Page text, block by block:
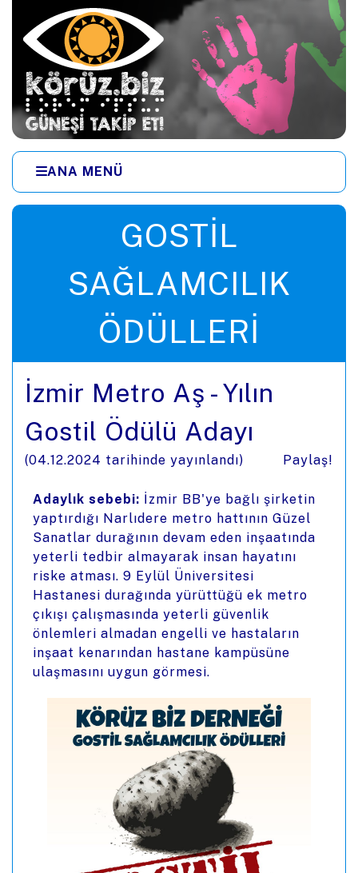
Ana içeriğe zıpla
ANA MENÜ
GOSTIL
SAĞLAMCILIK
ÖDÜLLERI
İzmir Metro Aş - Yılın
Gostil Ödülü Adayı
(04.12.2024 tarihinde yayınlandı) Paylaş!
Adaylık sebebi: İzmir BB'ye bağlı şirketin
yaptırdığı Narlıdere metro hattının Güzel
Sanatlar durağının devam eden inşaatında
yeterli tedbir almayarak insan hayatını
riske atması. 9 Eylül Üniversitesi
Hastanesi durağında yürüttüğü ek metro
çıkışı çalışmasında yeterli güvenlik
önlemleri almadan engelli ve hastaların
inşaat kenarından hastane kampüsüne
ulaşmasını uygun görmesi.
Menüye zıpla